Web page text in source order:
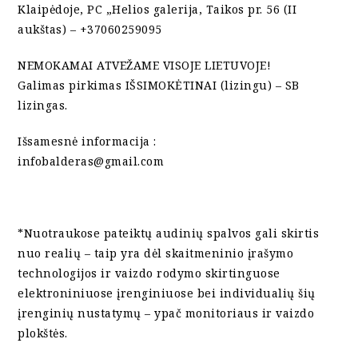
Klaipėdoje, PC „Helios galerija, Taikos pr. 56 (II
aukštas) – +37060259095
NEMOKAMAI ATVEŽAME VISOJE LIETUVOJE!
Galimas pirkimas IŠSIMOKĖTINAI (lizingu) – SB
lizingas.
Išsamesnė informacija :
infobalderas@gmail.com
*Nuotraukose pateiktų audinių spalvos gali skirtis
nuo realių – taip yra dėl skaitmeninio įrašymo
technologijos ir vaizdo rodymo skirtinguose
elektroniniuose įrenginiuose bei individualių šių
įrenginių nustatymų – ypač monitoriaus ir vaizdo
plokštės.